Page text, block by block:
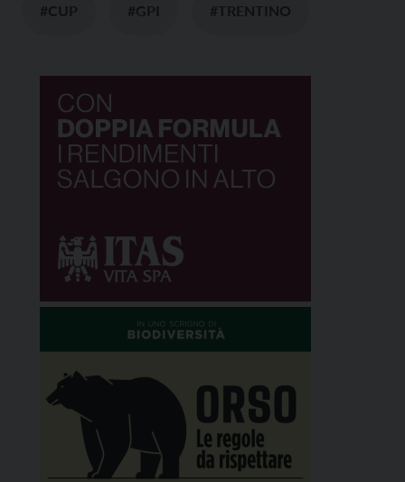
#CUP #GPI #TRENTINO